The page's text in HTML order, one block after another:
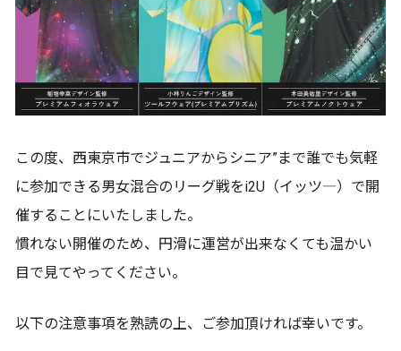
この度、西東京市でジュニアからシニア”まで誰でも気軽
に参加できる男女混合のリーグ戦をi2U（イッツ―）で開
催することにいたしました。
慣れない開催のため、円滑に運営が出来なくても温かい
目で見てやってください。
以下の注意事項を熟読の上、ご参加頂ければ幸いです。